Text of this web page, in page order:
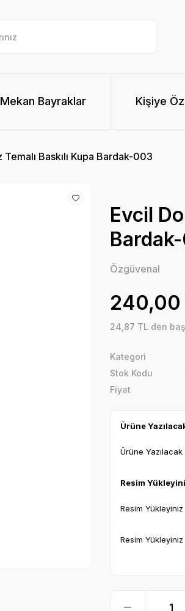
Mekan Bayraklar Kişiye
Temalı Baskılı Kupa Bardak-003
Evcil
Özgüvenal
240,00
24,87 TL den
Kategori
Stok Kodu
Fiyat
Ürüne
Ürüne Yazılacak
Resim
Resim Yükleyiniz
Resim Yükleyiniz